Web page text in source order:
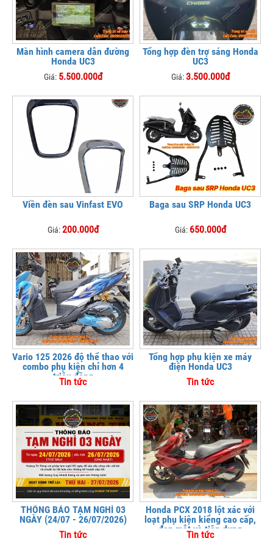
Màn hình camera dẫn đường
Honda UC3
Giá: 5.500.000đ
Tổng hợp đèn trợ sáng Honda
UC3
Giá:3.500.000đ
Viền đèn sau Vinfast EVO
Giá:200.000đ
Baga sau SRP Honda UC3
Giá: 650.000đ
Vario 125 2026 độ thể thao với
combo phụ kiện chỉ hơn 4
triệu đồng
Tin tức
Tổng hợp phụ kiện xe máy
điện Honda UC3
Tin tức
THÔNG BÁO TẠM NGHỈ 03
NGÀY (24/07 - 26/07/2026)
Tin tức
Honda PCX 2018 lột xác với
loạt phụ kiện kiểng cao cấp,
đẹp mắt và tiện dụng
Tin tức